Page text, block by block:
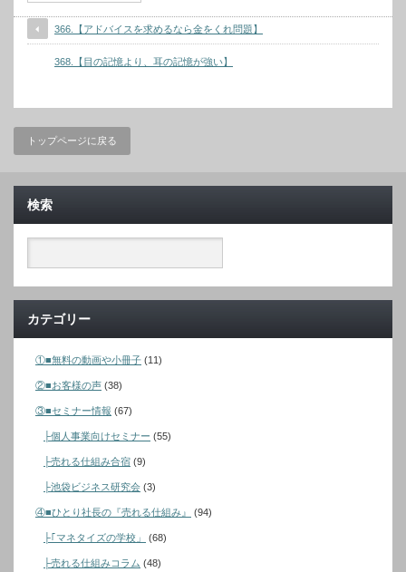
366.【アドバイスを求めるなら金をくれ問題】
368.【目の記憶より、耳の記憶が強い】
トップページに戻る
検索
カテゴリー
①■無料の動画や小冊子 (11)
②■お客様の声 (38)
③■セミナー情報 (67)
├個人事業向けセミナー (55)
├売れる仕組み合宿 (9)
├池袋ビジネス研究会 (3)
④■ひとり社長の『売れる仕組み』 (94)
├｢マネタイズの学校」 (68)
├売れる仕組みコラム (48)